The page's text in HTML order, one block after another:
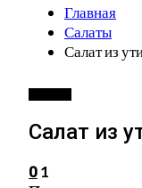
Главная
Салаты
Салат из
Салат из
0 1